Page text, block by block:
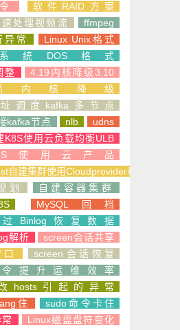
软件RAID方案
处理视频流
ffmpeg
异常
Linux Unix格式
系统DOS格式
整
4.19内核降级3.10
高内核降级
调度kafka多节点
kafka节点
nlb
udns
K8S使用云负载均衡ULB
使用云产品
自建集群使用Cloudprovider和CSI
划
自建容器集群
MySQL回档
过Binlog恢复数据
解析
screen会话共享
口
screen会话恢复
令提升运维效率
hosts引起的异常
住
sudo命令卡住
Linux磁盘盘符变化